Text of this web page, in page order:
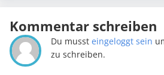
Kommentar schreiben
Du mussteingeloggt sein
zu schreiben.